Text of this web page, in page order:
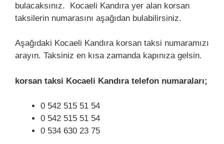
bulacaksınız. Kocaeli Kandıra yer alan korsan
taksilerin numarasını aşağıdan bulabilirsiniz.
Aşağıdaki Kocaeli Kandıra korsan taksi numaramızı
arayın. Taksiniz en kısa zamanda kapınıza gelsin.
korsan taksi Kocaeli Kandıra telefon numaraları;
0 542 515 51 54
0 542 515 51 54
0 534 630 23 75